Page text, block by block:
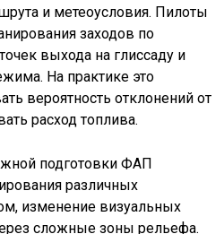
и метеоусловия. Пилоты
заходов по
выхода на глиссаду и
На практике это
вероятность отклонений от
расход топлива.
подготовки ФАП
различных
изменение визуальных
сложные зоны рельефа.